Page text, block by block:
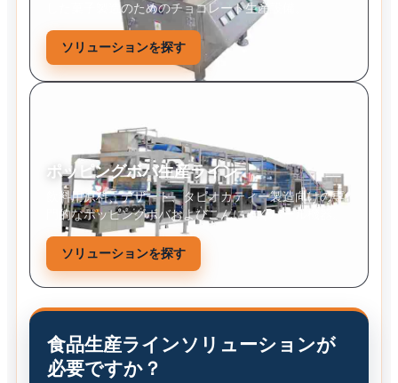
した菓子製造のためのチョコレート生産設備。
ソリューションを探す
ポッピングボバ生産ライン
飲料用原料、デザート、タピオカティー製造向けの専
門的なポッピングボバおよびこんにゃくパール機器。
ソリューションを探す
食品生産ラインソリューションが
必要ですか？